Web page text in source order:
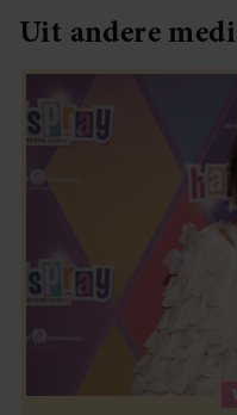
Uit andere